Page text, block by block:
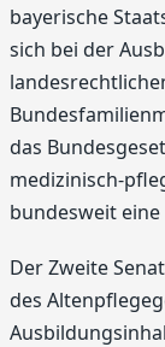
bayerische
sich bei der
das
medizinisch-
bundesweit
Der Zweite
des